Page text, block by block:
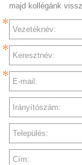
majd kollégánk
Vezetéknév:
Keresztnév:
E-mail:
Irányítószám:
Település:
Cím: